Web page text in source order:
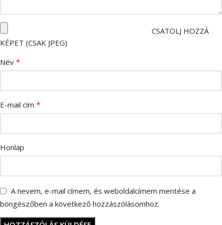
CSATOLJ HOZZÁ
KÉPET (CSAK JPEG)
Név *
E-mail cím *
Honlap
A nevem, e-mail címem, és weboldalcímem mentése a
böngészőben a következő hozzászólásomhoz.